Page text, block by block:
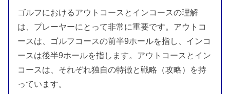
ゴルフにおけるアウトコースとインコースの理解
は、プレーヤーにとって非常に重要です。アウトコ
ースは、ゴルフコースの前半9ホールを指し、インコ
ースは後半9ホールを指します。アウトコースとイン
コースは、それぞれ独自の特徴と戦略（攻略）を持
っています。